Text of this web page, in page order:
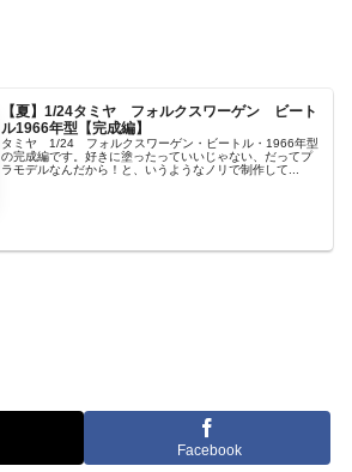
【夏】1/24タミヤ フォルクスワーゲン ビート
ル1966年型【完成編】
タミヤ 1/24 フォルクスワーゲン・ビートル・1966年型
の完成編です。好きに塗ったっていいじゃない、だってプ
ラモデルなんだから！と、いうようなノリで制作して...
Facebook